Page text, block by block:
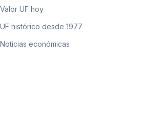
7 de junio de 2025
Valor UF hoy
UF histórico desde 1977
Noticias económicas